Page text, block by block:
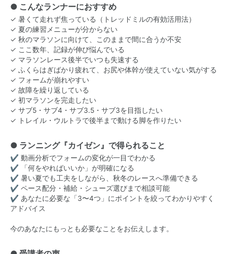
● こんなランナーにおすすめ
✓ 暑くて走れず焦っている（トレッドミルの有効活用法）
✓ 夏の練習メニューが分からない
✓ 秋のマラソンに向けて、このままで間に合うか不安
✓ ここ数年、記録が伸び悩んでいる
✓ マラソンレース後半でいつも失速する
✓ ふくらはぎばかり疲れて、お尻や体幹が使えていない気がする
✓ フォームが崩れやすい
✓ 故障を繰り返している
✓ 初マラソンを完走したい
✓ サブ5・サブ4・サブ3.5・サブ3を目指したい
✓ トレイル・ウルトラで後半まで動ける脚を作りたい
● ランニング『カイゼン』で得られること
✔ 動画分析でフォームの変化が一目でわかる
✔ 「何をやればいいか」が明確になる
✔ 暑い夏でも工夫をしながら、秋冬のレースへ準備できる
✔ ペース配分・補給・シューズ選びまで相談可能
✔ あなたに必要な「3〜4つ」にポイントを絞ってわかりやすく
アドバイス
今のあなたにもっとも必要なことをお伝えします。